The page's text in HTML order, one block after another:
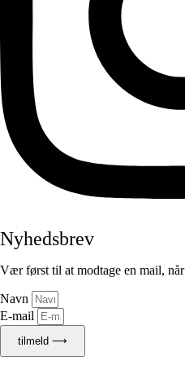
Nyhedsbrev
Vær først til at modtage en mail,
Navn
E-mail
tilmeld ⟶